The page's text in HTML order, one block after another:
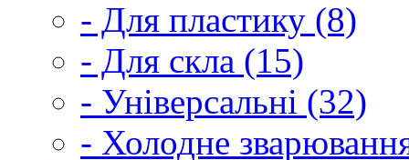
- Для пластику (8)
- Для скла (15)
- Універсальні (32)
- Холодне